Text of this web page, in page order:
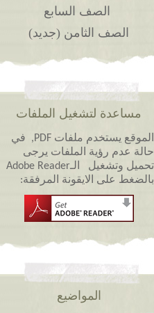
الصف السابع
الصف الثامن (جديد)
مساعدة لتشغيل الملفات
الموقع يستخدم ملفات PDF, في
حالة عدم رؤية الملفات يرجى
تحميل وتشغيل الـAdobe Reader
بالضغط على الايقونة المرفقة:
المواضيع